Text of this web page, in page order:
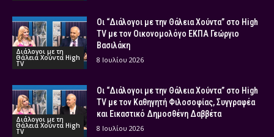
Διάλογοι με τη
Θάλεια Χούντα High
TV
Οι “Διάλογοι με την Θάλεια Χούντα” στο High
TV με τον Οικονομολόγο ΕΚΠΑ Γεώργιο
Βασιλάκη
8 Ιουλίου 2026
Διάλογοι με τη
Θάλεια Χούντα High
TV
Οι “Διάλογοι με την Θάλεια Χούντα” στο High
TV με τον Καθηγητή Φιλοσοφίας, Συγγραφέα
και Εικαστικό Δημοσθένη Δαββέτα
8 Ιουλίου 2026